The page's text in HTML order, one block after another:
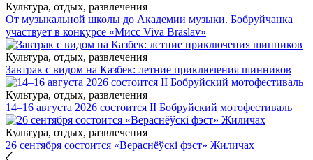
Культура, отдых, развлечения
От музыкальной школы до Академии музыки. Бобруйчанка
участвует в конкурсе «Мисс Viva Braslav»
Культура, отдых, развлечения
Завтрак с видом на Казбек: летние приключения шинников
Культура, отдых, развлечения
14–16 августа 2026 состоится II Бобруйский мотофестиваль
Культура, отдых, развлечения
26 сентября состоится «Вераснёўскі фэст» Жиличах